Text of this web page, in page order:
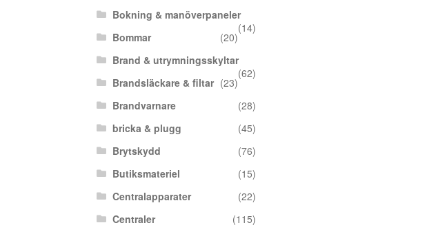
Bokning & manöverpaneler
(14)
Bommar
(20)
Brand & utrymningsskyltar
(62)
Brandsläckare & filtar (23)
Brandvarnare
(28)
bricka & plugg
(45)
Brytskydd
(76)
Butiksmateriel
(15)
Centralapparater
(22)
Centraler
(115)